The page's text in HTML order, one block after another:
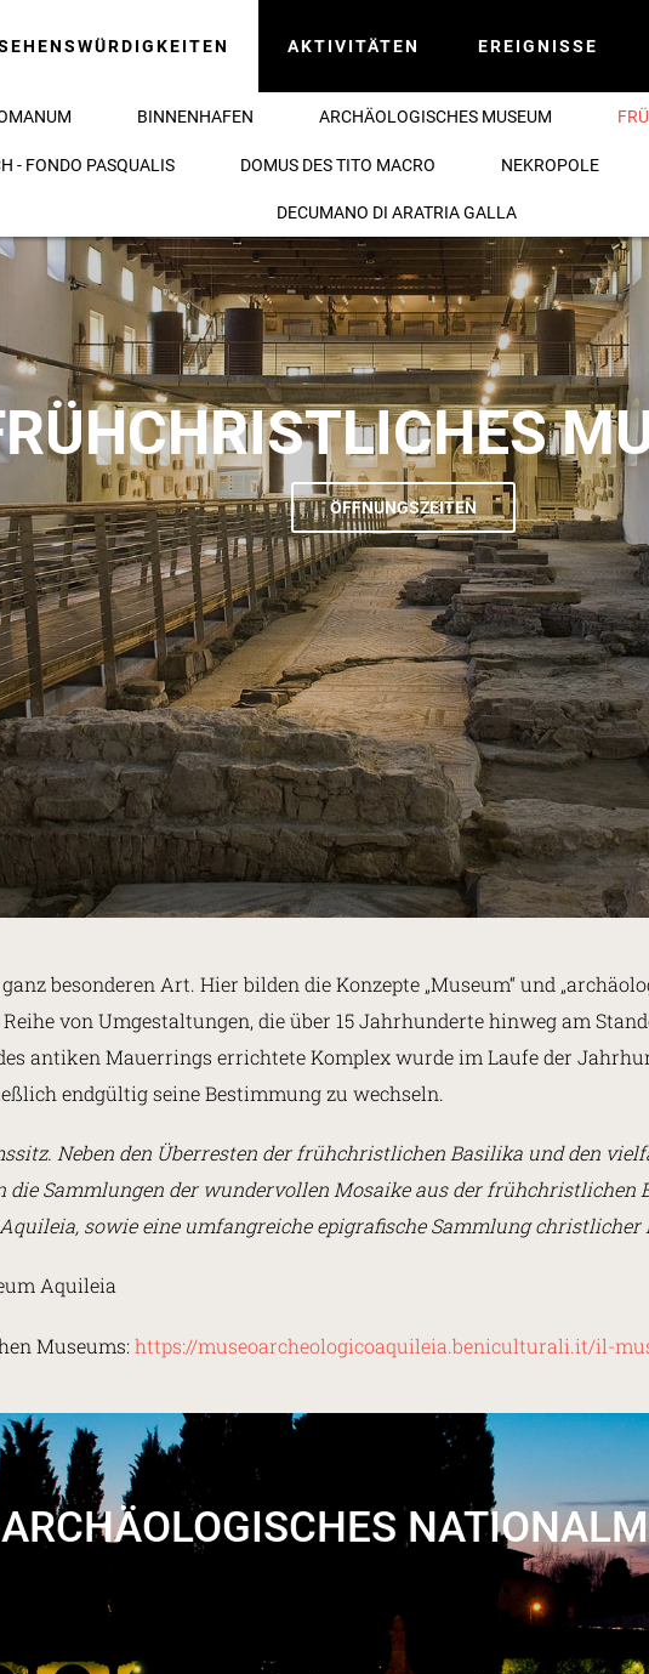
AKTIVITÄTEN EREIGNISSE
BINNENHAFEN ARCHÄOLOGISCHES MUSEUM
- FONDO PASQUALIS DOMUS DES TITO MACRO NEKROPOLE
DECUMANO DI ARATRIA GALLA
ÖFFNUNGSZEITEN
besonderen Art. Hier bilden die Konzepte „Museum“ und
Reihe von Umgestaltungen, die über 15 Jahrhunderte hinweg am
antiken Mauerrings errichtete Komplex wurde im Laufe der
endgültig seine Bestimmung zu wechseln.
Neben den Überresten der frühchristlichen Basilika und den
die Sammlungen der wundervollen Mosaike aus der frühchristlichen
sowie eine umfangreiche epigrafische Sammlung
Aquileia
Museums: https://museoarcheologicoaquileia.beniculturali.it/il-
ARCHÄOLOGISCHES